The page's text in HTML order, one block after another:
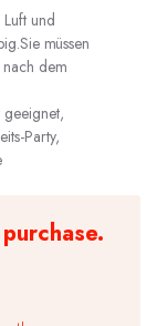
und
müssen
dem
Party,